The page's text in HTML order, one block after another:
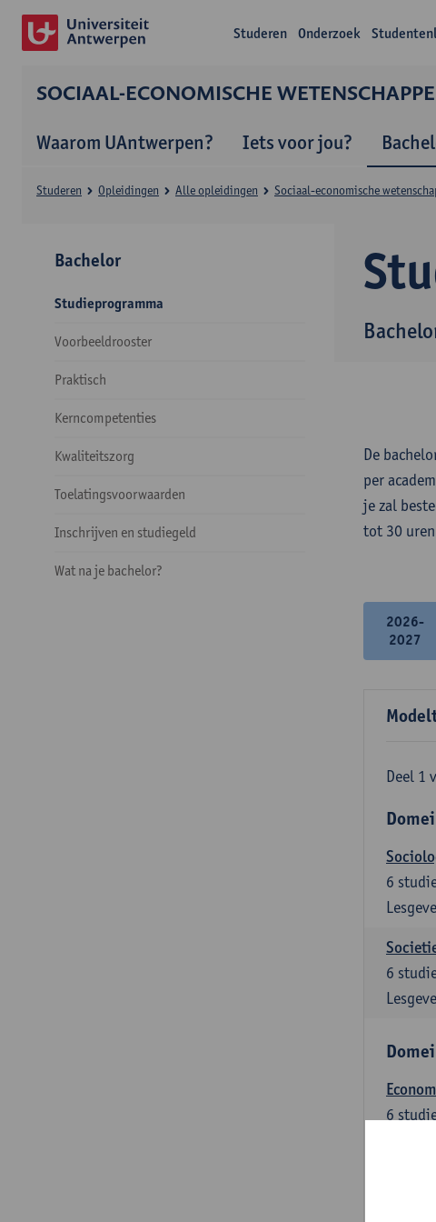
Studeren Onderzoek
SOCIAAL-ECONOMISCHE
Waarom UAntwerpen? Iets voor jou?
Studeren Opleidingen Alle opleidingen Sociaal-economische
Bachelor
Studieprogramma
Voorbeeldrooster
Praktisch
Kerncompetenties
Kwaliteitszorg
Toelatingsvoorwaarden
Inschrijven en studiegeld
Wat na je bachelor?
De
per
je zal
tot 30
2026-
2027
Deel 1
6
6
6